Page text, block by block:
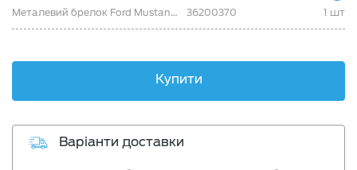
Металевий брелок Ford Mustang (Trolley Coin) 36200370 1 шт
Купити
Варіанти доставки